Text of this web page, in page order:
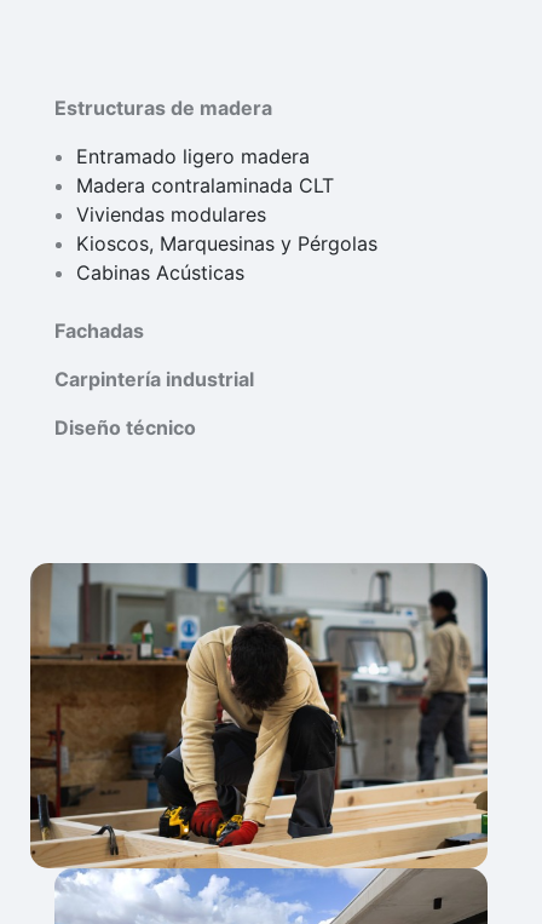
Estructuras de madera
Entramado ligero madera
Madera contralaminada CLT
Viviendas modulares
Kioscos, Marquesinas y Pérgolas
Cabinas Acústicas
Fachadas
Carpintería industrial
Diseño técnico